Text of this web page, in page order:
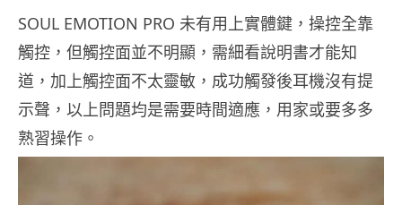
SOUL EMOTION PRO 未有用上實體鍵，操控全靠
觸控，但觸控面並不明顯，需細看說明書才能知
道，加上觸控面不太靈敏，成功觸發後耳機沒有提
示聲，以上問題均是需要時間適應，用家或要多多
熟習操作。